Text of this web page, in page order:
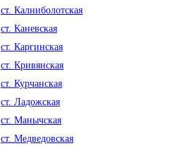
ст. Калниболотская
ст. Каневская
ст. Каргинская
ст. Кривянская
ст. Курчанская
ст. Ладожская
ст. Манычская
ст. Медведовская